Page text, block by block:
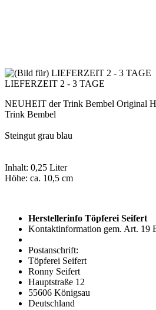
LIEFERZEIT 2 - 3 TAGE
NEUHEIT der Trink Bembel Original
Trink Bembel
Steingut grau blau
Inhalt: 0,25 Liter
Höhe: ca. 10,5 cm
Herstellerinfo Töpferei Seifert
Kontaktinformation gem. Art. 19
Postanschrift:
Töpferei Seifert
Ronny Seifert
Hauptstraße 12
55606 Königsau
Deutschland